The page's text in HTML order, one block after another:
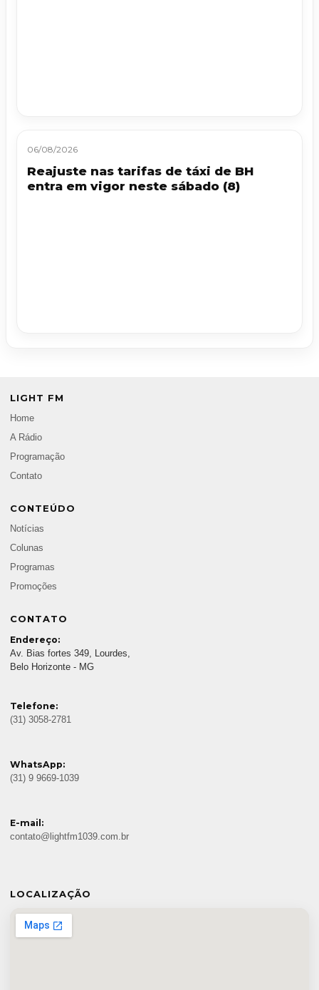
06/08/2026
Reajuste nas tarifas de táxi de BH
entra em vigor neste sábado (8)
LIGHT FM
Home
A Rádio
Programação
Contato
CONTEÚDO
Notícias
Colunas
Programas
Promoções
CONTATO
Endereço:
Av. Bias fortes 349, Lourdes,
Belo Horizonte - MG
Telefone:
(31) 3058-2781
WhatsApp:
(31) 9 9669-1039
E-mail:
contato@lightfm1039.com.br
LOCALIZAÇÃO